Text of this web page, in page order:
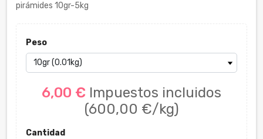
pirámides 10gr-5kg
Peso
6,00 € Impuestos incluidos
(600,00 €/kg)
Cantidad